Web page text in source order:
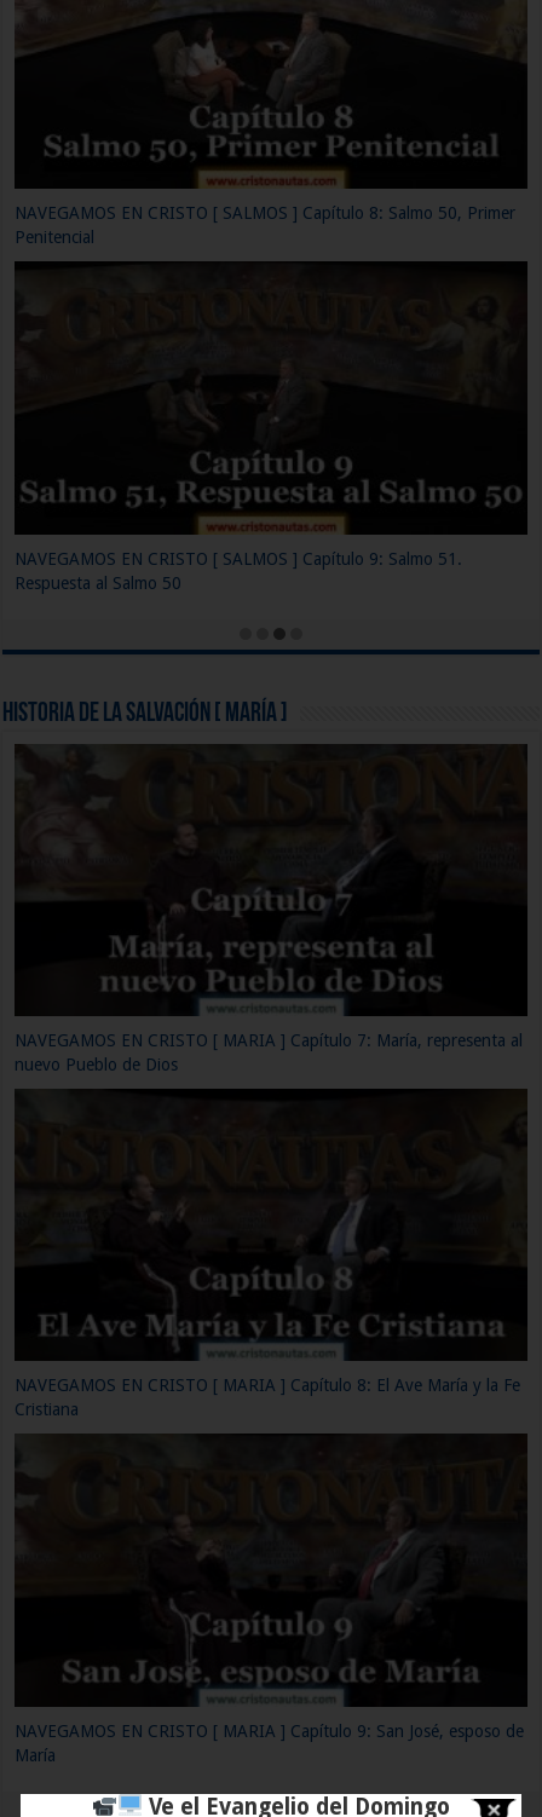
NAVEGAMOS EN CRISTO [ SALMOS ] Capítulo 11: Los Salmos
imprecatorios
Historia de la Salvación [ María ]
NAVEGAMOS EN CRISTO [ MARIA ] Capítulo 10: María en el milagro
de Caná
NAVEGAMOS EN CRISTO [ MARIA ] Capítulo 11: María junto al
resucitado
NAVEGAMOS EN CRISTO [ MARIA ] Capítulo 12: María. La
Inmaculada Concepción
Ve el Evangelio del Domingo